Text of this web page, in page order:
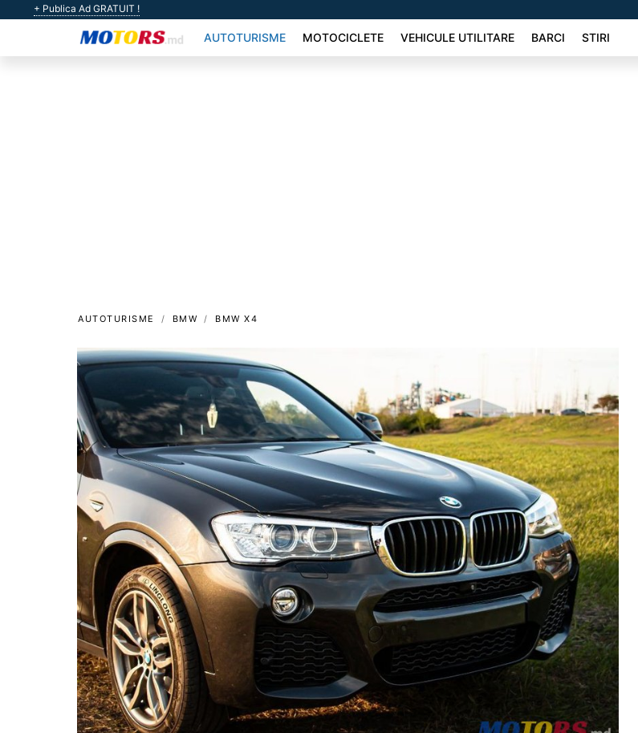
+ Publica Ad GRATUIT !
AUTOTURISME MOTOCICLETE VEHICULE UTILITARE BARCI STIRI
AUTOTURISME BMW BMW X4